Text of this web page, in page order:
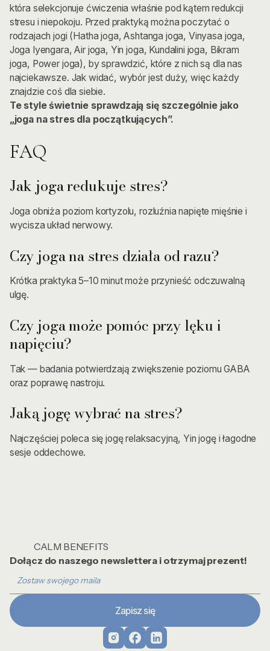
która selekcjonuje ćwiczenia właśnie pod kątem redukcji
stresu i niepokoju. Przed praktyką można poczytać o
rodzajach jogi (Hatha joga, Ashtanga joga, Vinyasa joga,
Joga Iyengara, Air joga, Yin joga, Kundalini joga, Bikram
joga, Power joga), by sprawdzić, które z nich są dla nas
najciekawsze. Jak widać, wybór jest duży, więc każdy
znajdzie coś dla siebie.
Te style świetnie sprawdzają się szczególnie jako
„joga na stres dla początkujących”.
FAQ
Jak joga redukuje stres?
Joga obniża poziom kortyzolu, rozluźnia napięte mięśnie i
wycisza układ nerwowy.
Czy joga na stres działa od razu?
Krótka praktyka 5–10 minut może przynieść odczuwalną
ulgę.
Czy joga może pomóc przy lęku i
napięciu?
Tak — badania potwierdzają zwiększenie poziomu GABA
oraz poprawę nastroju.
Jaką jogę wybrać na stres?
Najczęściej poleca się jogę relaksacyjną, Yin jogę i łagodne
sesje oddechowe.
CALM BENEFITS
Dołącz do naszego newslettera i otrzymaj prezent!